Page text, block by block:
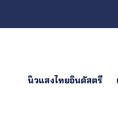
นิวแสงไทยอินดัสตรี